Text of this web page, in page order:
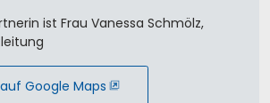
ist Frau Vanessa Schmölz,
Google Maps